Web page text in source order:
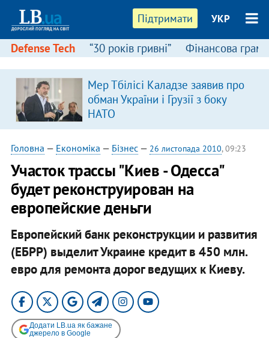
Підтримати УКР
Defense Tech “30 років гривні” Фінансова
Мер Тбілісі Каладзе заявив про
обман України і Грузії з боку
НАТО
Головна — Економіка — Бізнес— 26 листопада 2010, 09:23
Участок трассы "Киев - Одесса"
будет реконструирован на
европейские деньги
Европейский банк реконструкции и развития
(ЕБРР) выделит Украине кредит в 450 млн.
евро для ремонта дорог ведущих к Киеву. ​
Додати LB.ua як бажане
джерело в Google